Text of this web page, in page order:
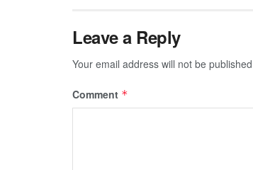
Leave a Reply
Your email address will not be
Comment *